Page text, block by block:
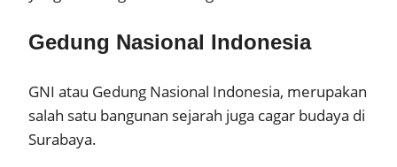
Gedung Nasional Indonesia
GNI atau Gedung Nasional Indonesia, merupakan
salah satu bangunan sejarah juga cagar budaya di
Surabaya.